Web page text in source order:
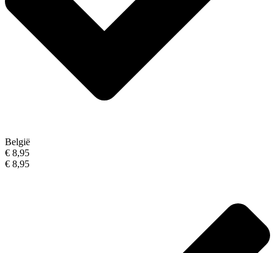
België
€ 8,95
€ 8,95